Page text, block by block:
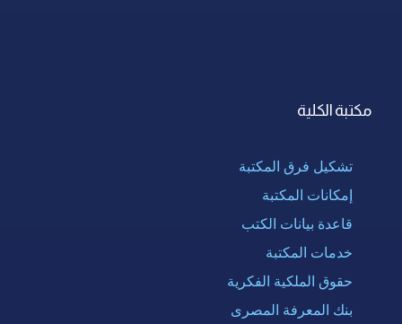
مكتبة الكلية
تشكيل فرق المكتبة
إمكانات المكتبة
قاعدة بيانات الكتب
خدمات المكتبة
حقوق الملكية الفكرية
بنك المعرفة المصرى